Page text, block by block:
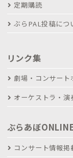
定期購読
ぶらPAL投稿につ
リンク集
劇場・コンサート
オーケストラ・演
ぶらあぼ
コンサート情報掲